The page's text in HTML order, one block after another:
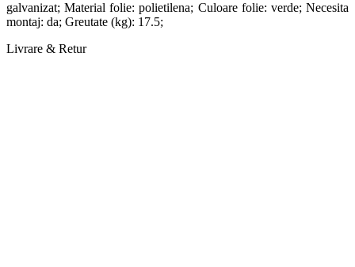
galvanizat; Material folie: polietilena; Culoare folie: verde; Necesita
montaj: da; Greutate (kg): 17.5;
Livrare & Retur